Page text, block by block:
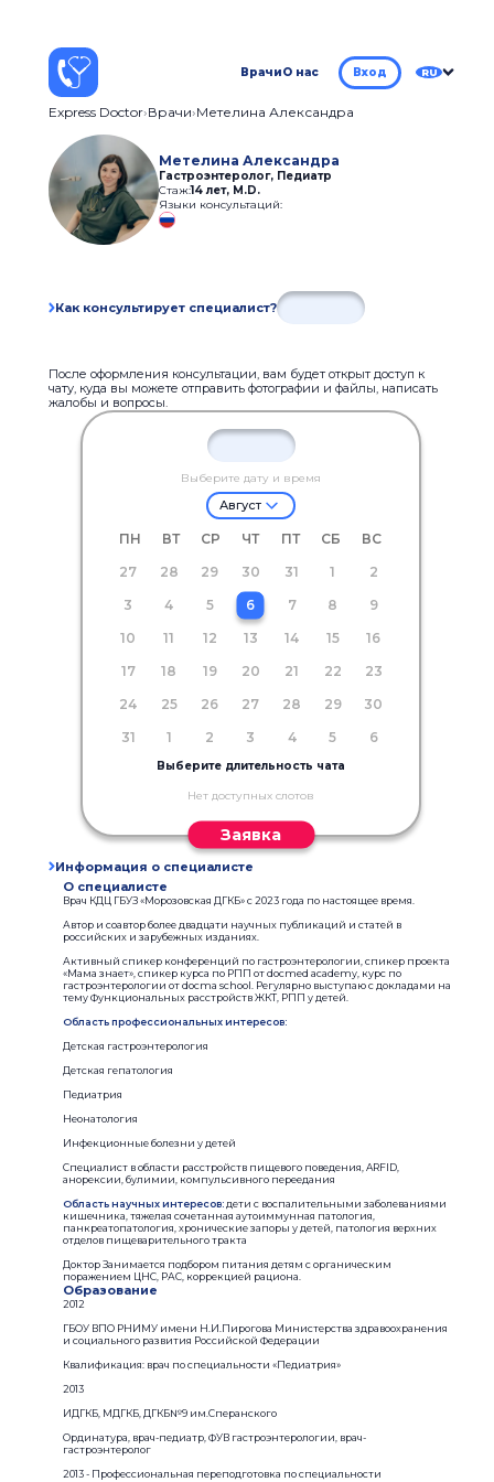
ВрачиО нас Вход RU
Express Doctor Врачи Метелина Александра
Метелина Александра
Гастроэнтеролог, Педиатр
Стаж:14 лет, M.D.
Языки консультаций:
Как консультирует специалист?
После оформления консультации, вам будет открыт доступ к
чату, куда вы можете отправить фотографии и файлы, написать
жалобы и вопросы.
Выберите дату и время
Август
ПН ВТ СР ЧТ ПТ СБ
ВС
27
28 29 30 31 1
2
3
4 5 6 7 8
9
10
11 12 13 14 15
16
17
18 19 20 21 22
23
24
25 26 27 28 29
30
31
1 2 3 4 5 6
Выберите длительность чата
Нет доступных слотов
Заявка
Информация о специалисте
О специалисте
Врач КДЦ ГБУЗ «Морозовская ДГКБ» с 2023 года по настоящее время.
Автор и соавтор более двадцати научных публикаций и статей в
российских и зарубежных изданиях.
Активный спикер конференций по гастроэнтерологии, спикер проекта
«Мама знает», спикер курса по РПП от docmed academy, курс по
гастроэнтерологии от docma school. Регулярно выступаю с докладами на
тему Функциональных расстройств ЖКТ, РПП у детей.
Область профессиональных интересов:
Детская гастроэнтерология
Детская гепатология
Педиатрия
Неонатология
Инфекционные болезни у детей
Специалист в области расстройств пищевого поведения, ARFID,
анорексии, булимии, компульсивного переедания
Область научных интересов: дети с воспалительными заболеваниями
кишечника, тяжелая сочетанная аутоиммунная патология,
панкреатопатология, хронические запоры у детей, патология верхних
отделов пищеварительного тракта
Доктор Занимается подбором питания детям с органическим
поражением ЦНС, РАС, коррекцией рациона.
Образование
2012
ГБОУ ВПО РНИМУ имени Н.И.Пирогова Министерства здравоохранения
и социального развития Российской Федерации
Квалификация: врач по специальности «Педиатрия»
2013
ИДГКБ, МДГКБ, ДГКБ№9 им.Сперанского
Ординатура, врач-педиатр, ФУВ гастроэнтерологии, врач-
гастроэнтеролог
2013 - Профессиональная переподготовка по специальности